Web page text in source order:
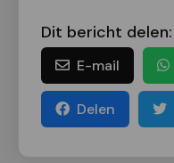
Dit bericht delen:
E-mail
Delen